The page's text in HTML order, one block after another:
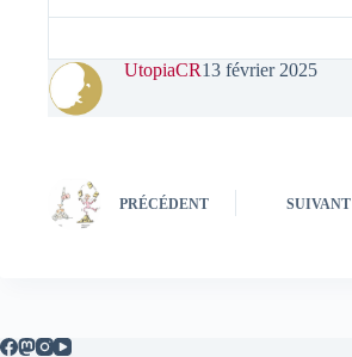
UtopiaCR13 février 2025
PRÉCÉDENT SUIVANT